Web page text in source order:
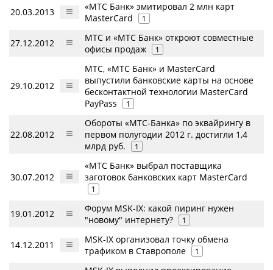
20.03.2013
«МТС Банк» эмитировал 2 млн карт
MasterCard
1
27.12.2012
МТС и «МТС Банк» откроют совместные
офисы продаж
1
29.10.2012
МТС, «МТС Банк» и MasterCard
выпустили банковские карты на основе
бесконтактной технологии MasterCard
PayPass
1
22.08.2012
Обороты «МТС-Банка» по эквайрингу в
первом полугодии 2012 г. достигли 1,4
млрд руб.
1
30.07.2012
«МТС Банк» выбрал поставщика
заготовок банковских карт MasterCard
1
19.01.2012
Форум MSK-IX: какой пиринг нужен
"новому" интернету?
1
14.12.2011
MSK-IX организовал точку обмена
трафиком в Ставрополе
1